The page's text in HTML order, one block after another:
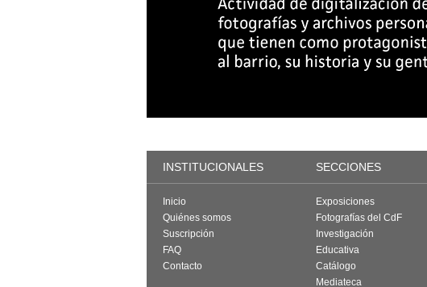
INSTITUCIONALES SECCIONES
Inicio
Quiénes somos
Suscripción
FAQ
Contacto
Exposiciones
Fotografías del CdF
Investigación
Educativa
Catálogo
Mediateca